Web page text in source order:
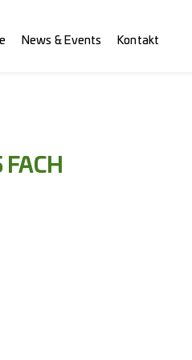
News & Events Kontakt